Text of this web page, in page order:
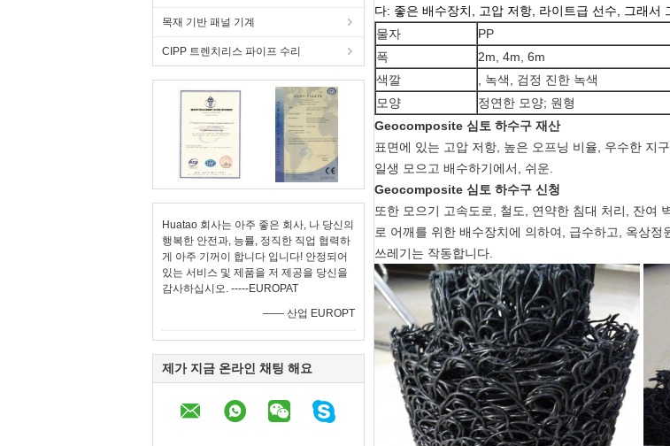
목재 기반 패널 기계
CIPP 트렌치리스 파이프 수리
Huatao 회사는 아주 좋은 회사, 나 당신의
행복한 안전과, 능률, 정직한 직업 협력하
게 아주 기꺼이 합니다 입니다! 안정되어
있는 서비스 및 제품을 저 제공을 당신을
감사하십시오. -----EUROPAT
—— 산업 EUROPT
제가 지금 온라인 채팅 해요
다: 좋은 배수장치, 고압 저항, 라이트급 선수, 그래서
물자
PP
폭
2m, 4m, 6m
색깔
, 녹색, 검정 진한 녹색
모양
정연한 모양; 원형
Geocomposite 심토 하수구 재산
표면에 있는 고압 저항, 높은 오프닝 비율, 우수한 지
일생 모으고 배수하기에서, 쉬운.
Geocomposite 심토 하수구 신청
또한 모으기 고속도로, 철도, 연약한 침대 처리, 잔여
로 어깨를 위한 배수장치에 의하여, 급수하고, 옥상
쓰레기는 작동합니다.